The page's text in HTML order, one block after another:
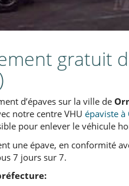
gratuit
d’épaves sur la ville de
notre centre VHU épaviste à
pour enlever le véhicule
une épave, en conformité
7 jours sur 7.